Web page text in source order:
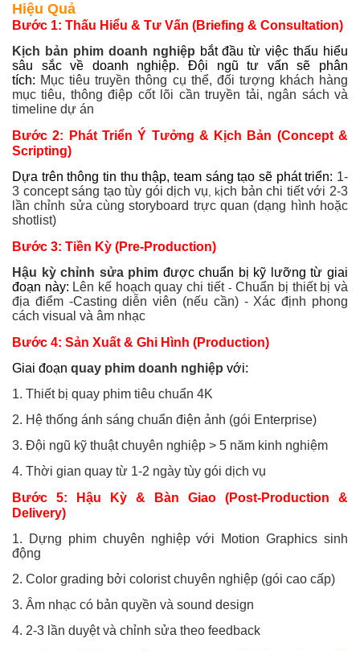
Hiệu Quả
Bước 1: Thấu Hiểu & Tư Vấn (Briefing & Consultation)
Kịch bản phim doanh nghiệp bắt đầu từ việc thấu hiểu
sâu sắc về doanh nghiệp. Đội ngũ tư vấn sẽ phân
tích: Mục tiêu truyền thông cụ thể, đối tượng khách hàng
mục tiêu, thông điệp cốt lõi cần truyền tải, ngân sách và
timeline dự án
Bước 2: Phát Triển Ý Tưởng & Kịch Bản (Concept &
Scripting)
Dựa trên thông tin thu thập, team sáng tạo sẽ phát triển: 1-
3 concept sáng tạo tùy gói dịch vụ , kịch bản chi tiết với 2-3
lần chỉnh sửa cùng storyboard trực quan (dạng hình hoặc
shotlist)
Bước 3: Tiền Kỳ (Pre-Production)
Hậu kỳ chỉnh sửa phim được chuẩn bị kỹ lưỡng từ giai
đoạn này: Lên kế hoạch quay chi tiết-Chuẩn bị thiết bị và
địa điểm -Casting diễn viên (nếu cần) - Xác định phong
cách visual và âm nhạc
Bước 4: Sản Xuất & Ghi Hình (Production)
Giai đoạn quay phim doanh nghiệp với:
1. Thiết bị quay phim tiêu chuẩn 4K
2. Hệ thống ánh sáng chuẩn điện ảnh (gói Enterprise)
3. Đội ngũ kỹ thuật chuyên nghiệp > 5 năm kinh nghiệm
4. Thời gian quay từ 1-2 ngày tùy gói dịch vụ
Bước 5: Hậu Kỳ & Bàn Giao (Post-Production &
Delivery)
1. Dựng phim chuyên nghiệpvới Motion Graphics sinh
động
2. Color grading bởi colorist chuyên nghiệp (gói cao cấp)
3. Âm nhạc có bản quyền và sound design
4. 2-3 lần duyệt và chỉnh sửa theo feedback